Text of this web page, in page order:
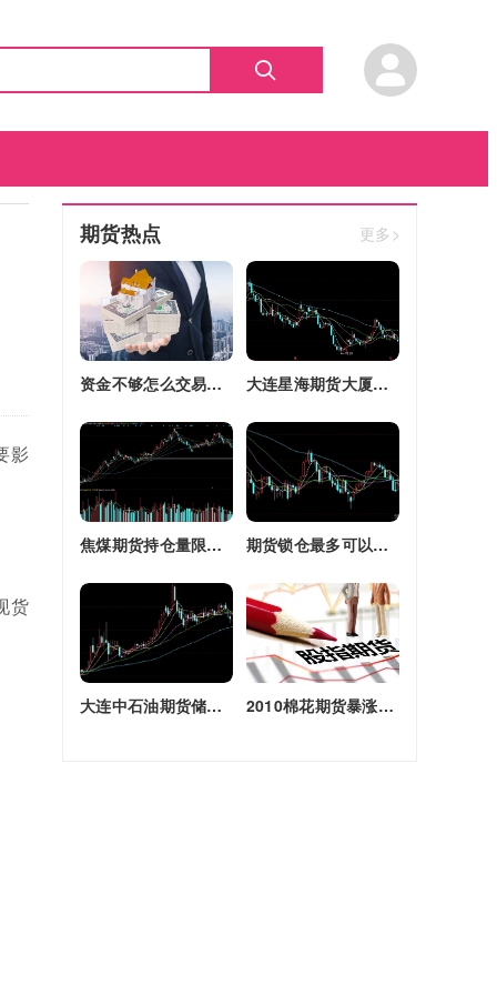
影
货
期货热点 更多>
资金不够怎么交易股指期货(资金不够怎么交易股指期货呢) 大连星海期货大厦四区改建(大连星海广场期货大厦)
焦煤期货持仓量限额(焦煤期货持仓量限额是多少) 期货锁仓最多可以多长时间(期货锁仓最多可以多长时间卖出)
大连中石油期货储备库(大连原油期货) 2010棉花期货暴涨原因(2010棉花期货暴涨原因是什么)